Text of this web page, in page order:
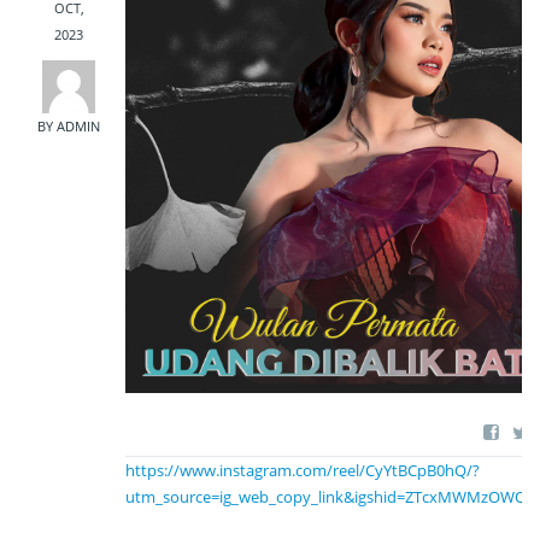
OCT,
2023
BY ADMIN
https://www.instagram.com/reel/CyYtBCpB0hQ/?